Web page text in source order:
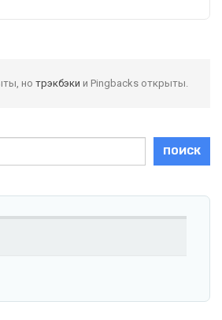
но трэкбэки и Pingbacks открыты.
ПОИСК